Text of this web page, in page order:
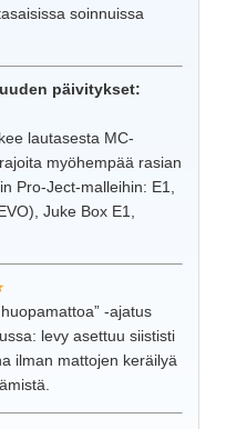
soinnuissa
päivitykset:
lautasesta MC-
myöhempää rasian
Pro-Ject-malleihin: E1,
Juke Box E1,
-ajatus
levy asettuu siististi
ilman mattojen keräilyä